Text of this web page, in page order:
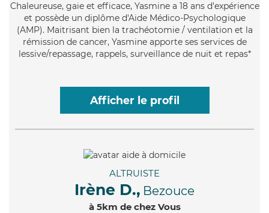
Chaleureuse, gaie et efficace, Yasmine a 18 ans d'expérience
et possède un diplôme d'Aide Médico-Psychologique
(AMP). Maitrisant bien la trachéotomie / ventilation et la
rémission de cancer, Yasmine apporte ses services de
lessive/repassage, rappels, surveillance de nuit et repas*
Afficher le profil
ALTRUISTE
Irène D., Bezouce
à 5km de chez Vous